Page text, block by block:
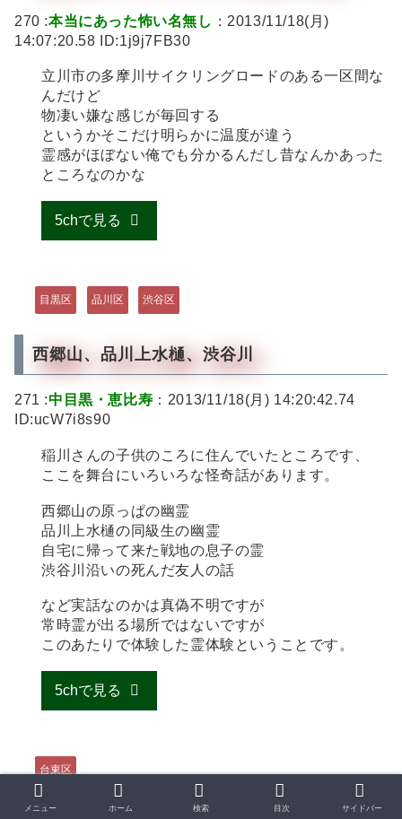
270 :本当にあった怖い名無し ：2013/11/18(月)
14:07:20.58 ID:1j9j7FB30
立川市の多摩川サイクリングロードのある一区間な
んだけど
物凄い嫌な感じが毎回する
というかそこだけ明らかに温度が違う
霊感がほぼない俺でも分かるんだし昔なんかあった
ところなのかな
5chで見る
目黒区 品川区 渋谷区
西郷山、品川上水樋、渋谷川
271 :中目黒・恵比寿 ：2013/11/18(月) 14:20:42.74
ID:ucW7i8s90
稲川さんの子供のころに住んでいたところです、
ここを舞台にいろいろな怪奇話があります。
西郷山の原っぱの幽霊
品川上水樋の同級生の幽霊
自宅に帰って来た戦地の息子の霊
渋谷川沿いの死んだ友人の話
など実話なのかは真偽不明ですが
常時霊が出る場所ではないですが
このあたりで体験した霊体験ということです。
5chで見る
台東区
メニュー ホーム 検索 目次 サイドバー